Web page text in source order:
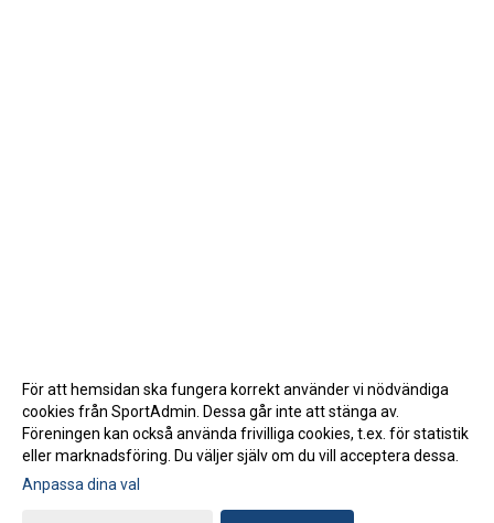
Gå till Webbversion
För att hemsidan ska fungera korrekt använder vi nödvändiga
cookies från SportAdmin. Dessa går inte att stänga av.
Föreningen kan också använda frivilliga cookies, t.ex. för statistik
eller marknadsföring. Du väljer själv om du vill acceptera dessa.
Anpassa dina val